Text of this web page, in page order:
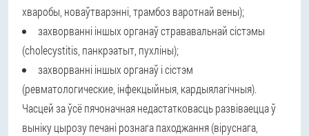
хваробы, новаўтварэнні, трамбоз варотнай вены);
захворванні іншых органаў стрававальнай сістэмы
(cholecystitis, панкрэатыт, пухліны);
захворванні іншых органаў і сістэм
(ревматологические, інфекцыйныя, кардыялагічныя).
Часцей за ўсё пячоначная недастатковасць развіваецца ў
выніку цырозу печані рознага паходжання (віруснага,